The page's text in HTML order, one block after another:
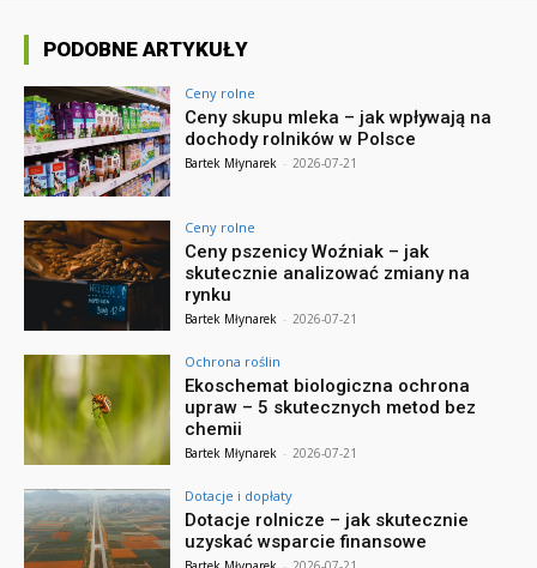
PODOBNE ARTYKUŁY
Ceny rolne
Ceny skupu mleka – jak wpływają na
dochody rolników w Polsce
Bartek Młynarek - 2026-07-21
Ceny rolne
Ceny pszenicy Woźniak – jak
skutecznie analizować zmiany na
rynku
Bartek Młynarek - 2026-07-21
Ochrona roślin
Ekoschemat biologiczna ochrona
upraw – 5 skutecznych metod bez
chemii
Bartek Młynarek - 2026-07-21
Dotacje i dopłaty
Dotacje rolnicze – jak skutecznie
uzyskać wsparcie finansowe